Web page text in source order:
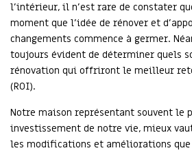
l'intérieur, il n'est rare de constater
moment que l'idée de rénover et
changements commence à germer.
toujours évident de déterminer quels
rénovation qui offriront le meilleur
(ROI).
Notre maison représentant souvent le
investissement de notre vie, mieux
les modifications et améliorations